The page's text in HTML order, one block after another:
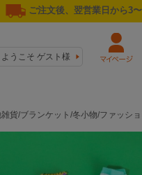
ご注文後、翌営業日から3
ようこそ ゲスト様
貨/ブランケット/冬小物/ファッシ